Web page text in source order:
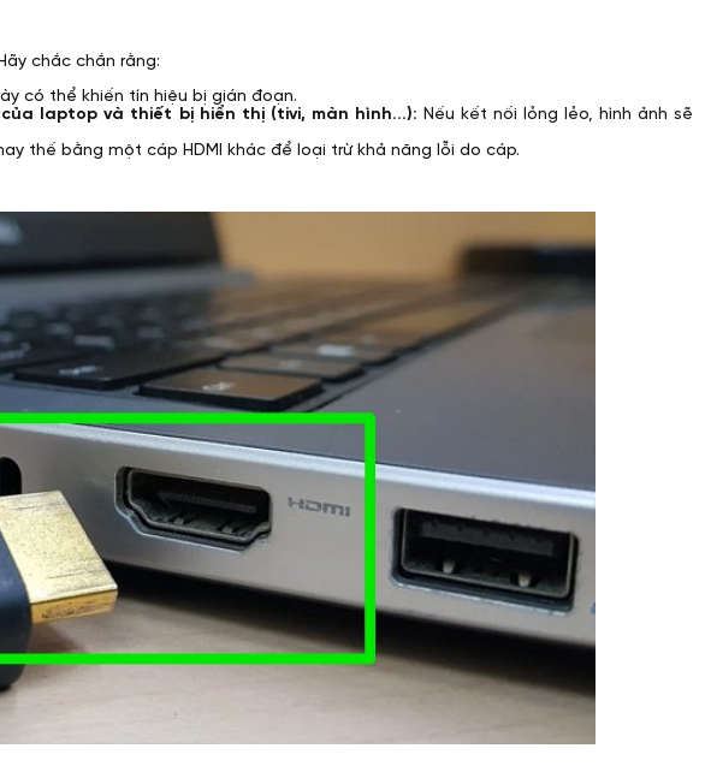
chắc chắn rằng:
có thể khiến tín hiệu bị gián đoạn.
laptop và thiết bị hiển thị (tivi, màn hình...): Nếu kết nối lỏng lẻo, hình ảnh sẽ
thế bằng một cáp HDMI khác để loại trừ khả năng lỗi do cáp.